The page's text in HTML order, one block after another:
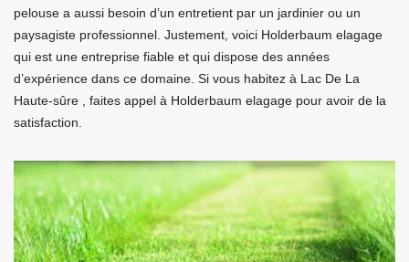
pelouse a aussi besoin d’un entretient par un jardinier ou un
paysagiste professionnel. Justement, voici Holderbaum elagage
qui est une entreprise fiable et qui dispose des années
d’expérience dans ce domaine. Si vous habitez à Lac De La
Haute-sûre , faites appel à Holderbaum elagage pour avoir de la
satisfaction.